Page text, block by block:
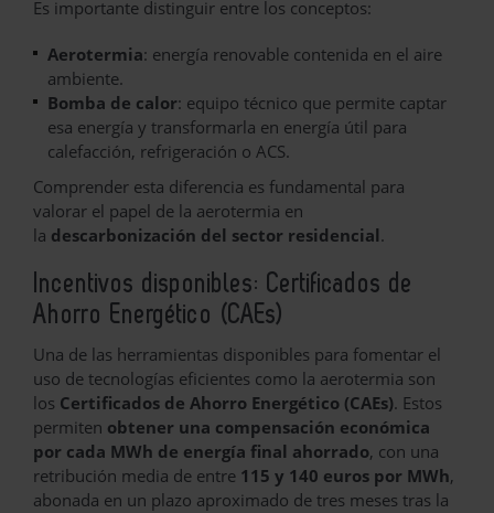
Es importante distinguir entre los conceptos:
Aerotermia: energía renovable contenida en el aire
ambiente.
Bomba de calor: equipo técnico que permite captar
esa energía y transformarla en energía útil para
calefacción, refrigeración o ACS.
Comprender esta diferencia es fundamental para
valorar el papel de la aerotermia en
la descarbonización del sector residencial.
Incentivos disponibles: Certificados de
Ahorro Energético (CAEs)
Una de las herramientas disponibles para fomentar el
uso de tecnologías eficientes como la aerotermia son
los Certificados de Ahorro Energético (CAEs). Estos
permiten obtener una compensación económica
por cada MWh de energía final ahorrado, con una
retribución media de entre 115 y 140 euros por MWh,
abonada en un plazo aproximado de tres meses tras la